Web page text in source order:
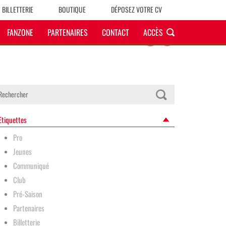
BILLETTERIE BOUTIQUE DÉPOSEZ VOTRE CV
FANZONE PARTENAIRES CONTACT ACCÈS
Pro
Jeunes
Communiqué
Club
Pré-Saison
Partenaires
Billetterie